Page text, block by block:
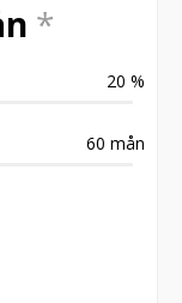
*
20 %
60 mån